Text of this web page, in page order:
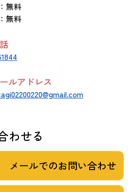
：無料
：無料
ルアドレス
わせる
メールでのお問い合わせ